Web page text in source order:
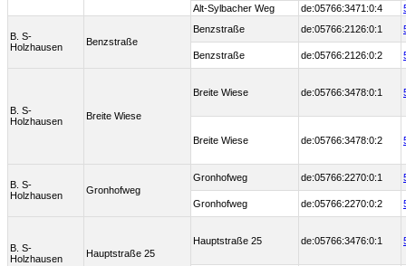
Alt-Sylbacher Weg
de:05766:3471:0:4
B. S-
Holzhausen
Benzstraße
Benzstraße de:05766:2126:0:1
Benzstraße de:05766:2126:0:2
B. S-
Holzhausen
Breite Wiese
Breite Wiese de:05766:3478:0:1
Breite Wiese de:05766:3478:0:2
B. S-
Holzhausen
Gronhofweg
Gronhofweg de:05766:2270:0:1
Gronhofweg de:05766:2270:0:2
B. S-
Holzhausen
Hauptstraße 25
Hauptstraße 25 de:05766:3476:0:1